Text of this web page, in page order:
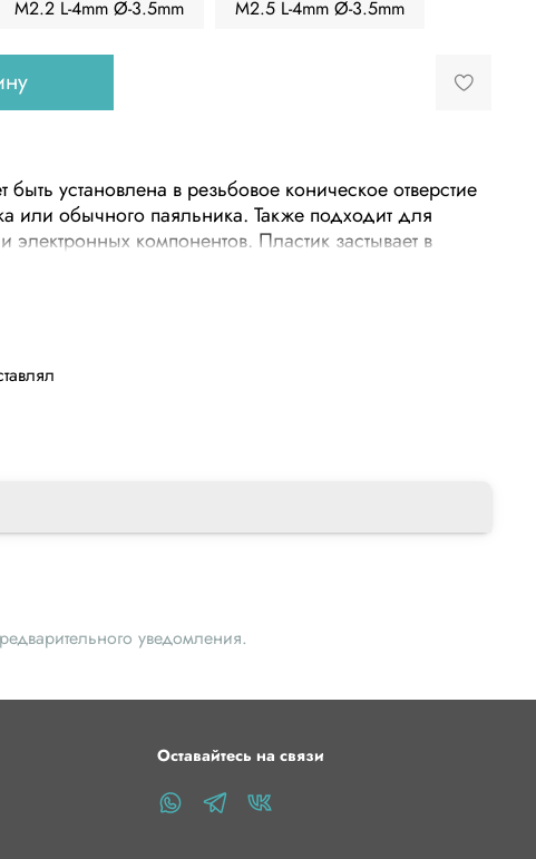
M2.2 L-4mm Ø-3.5mm M2.5 L-4mm Ø-3.5mm
быть установлена в резьбовое коническое отверстие
или обычного паяльника. Также подходит для
электронных компонентов. Пластик застывает в
уведомления.
Оставайтесь на связи